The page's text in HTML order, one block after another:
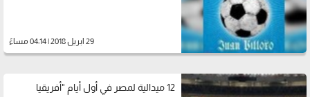
29 ابريل 2018 | 04:14 مساءً
12 ميدالية لمصر في أول أيام "أفريقيا